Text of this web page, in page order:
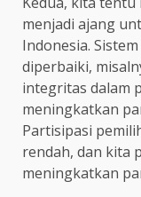
menjadi ajang
Indonesia.
diperbaiki,
integritas dalam
meningkatkan
Partisipasi
rendah, dan kita
meningkatkan